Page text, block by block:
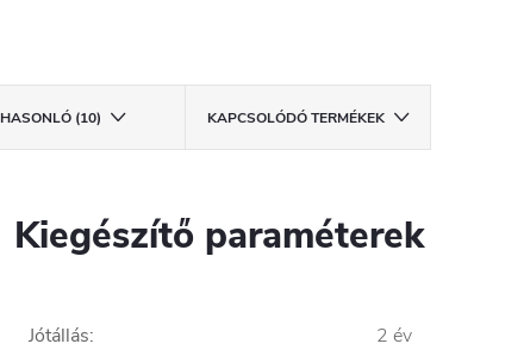
HASONLÓ (10) KAPCSOLÓDÓ TERMÉKEK
Kiegészítő paraméterek
Jótállás: 2 év